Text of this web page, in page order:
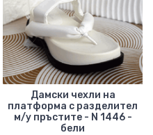
Дамски чехли на
платформа с разделител
м/у пръстите - N 1446 -
бели